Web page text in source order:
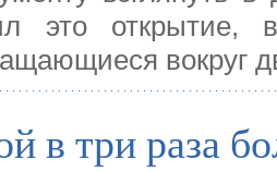
это открытие,
вокруг
в три раза